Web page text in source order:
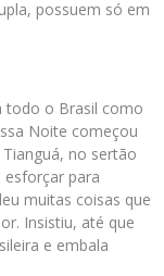
possuem só em
todo o Brasil como
Noite começou
no sertão
esforçar para
muitas coisas que
Insistiu, até que
e embala